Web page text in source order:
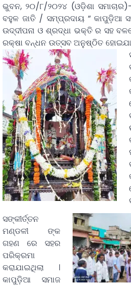
ଭୁବନ, ୨୦/୮/୨୦୨୪ (ଓଡ଼ିଶା
ବହୁଳ ଜାତି / ସମ୍ପ୍ରଦାୟ ” କାପୁଡ଼ିଆ
ଉଦ୍ଦୀପନା ଓ ଶ୍ରଦ୍ଧା ଭକ୍ତି ର ସହ
ରକ୍ଷା ବନ୍ଧନ ଉତ୍ସବ ଅନୁଷ୍ଠିତ
ସଙ୍କୀର୍ତ୍ତନ
ମଣ୍ଡଳୀ ଙ୍କ
ଗହଣ ରେ ସହର
ପରିକ୍ରମା
କରାଯାଇଥିଲା ।
କାପୁଡ଼ିଆ ସମାଜ